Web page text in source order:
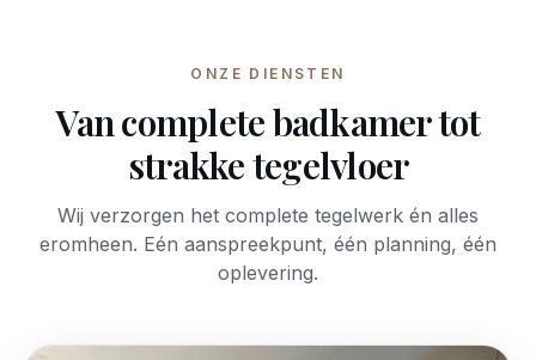
ONZE DIENSTEN
Van complete badkamer tot
strakke tegelvloer
Wij verzorgen het complete tegelwerk én alles
eromheen. Eén aanspreekpunt, één planning, één
oplevering.